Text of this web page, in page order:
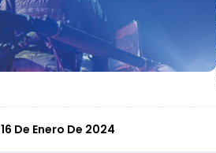
16 De Enero De 2024